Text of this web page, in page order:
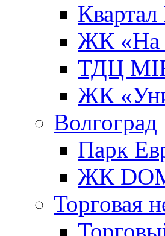
ЖК «На
ТДЦ
ЖК
Волгоград
Парк
ЖК
Торговая